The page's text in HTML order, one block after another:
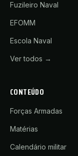
Fuzileiro Naval
EFOMM
Escola Naval
Ver todos →
CONTEÚDO
Forças Armadas
Matérias
Calendário militar